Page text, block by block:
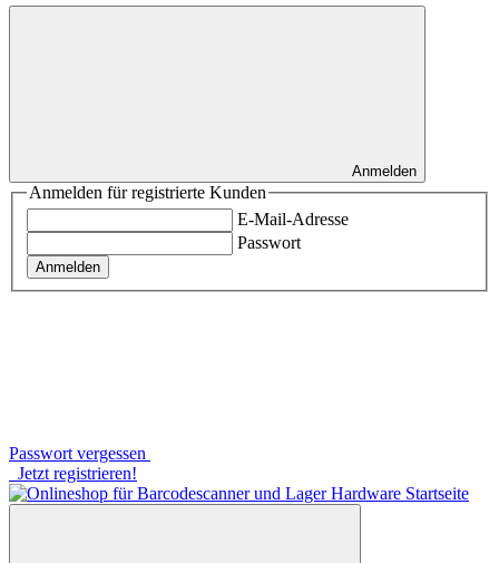
Anmelden
Anmelden für registrierte Kunden
E-Mail-Adresse
Passwort
Anmelden
Passwort vergessen
Jetzt registrieren!